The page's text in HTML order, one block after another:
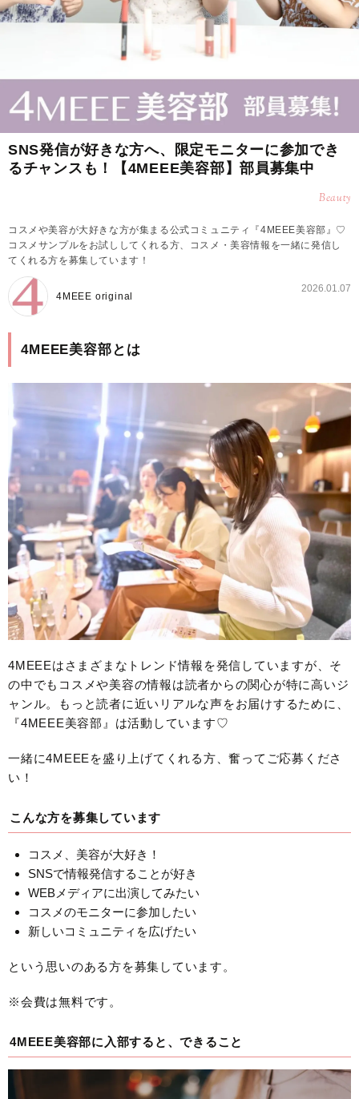
SNS発信が好きな方へ、限定モニターに参加でき
るチャンスも！【4MEEE美容部】部員募集中
Beauty
コスメや美容が大好きな方が集まる公式コミュニティ『4MEEE美容部』♡
コスメサンプルをお試ししてくれる方、コスメ・美容情報を一緒に発信し
てくれる方を募集しています！
4MEEE original
2026.01.07
4MEEE美容部とは
4MEEEはさまざまなトレンド情報を発信していますが、そ
の中でもコスメや美容の情報は読者からの関心が特に高いジ
ャンル。もっと読者に近いリアルな声をお届けするために、
『4MEEE美容部』は活動しています♡
一緒に4MEEEを盛り上げてくれる方、奮ってご応募くださ
い！
こんな方を募集しています
コスメ、美容が大好き！
SNSで情報発信することが好き
WEBメディアに出演してみたい
コスメのモニターに参加したい
新しいコミュニティを広げたい
という思いのある方を募集しています。
※会費は無料です。
4MEEE美容部に入部すると、できること